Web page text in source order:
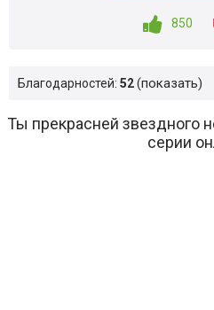
850
Благодарностей: 52 показать
Ты прекрасней звездного
серии